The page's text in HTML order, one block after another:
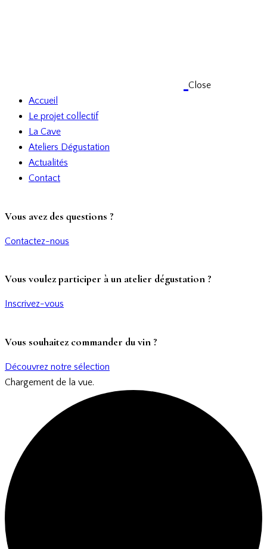
Close
Accueil
Le projet collectif
La Cave
Ateliers Dégustation
Actualités
Contact
Vous avez des questions ?
Contactez-nous
Vous voulez participer à un atelier dégustation ?
Inscrivez-vous
Vous souhaitez commander du vin ?
Découvrez notre sélection
Chargement de la vue.